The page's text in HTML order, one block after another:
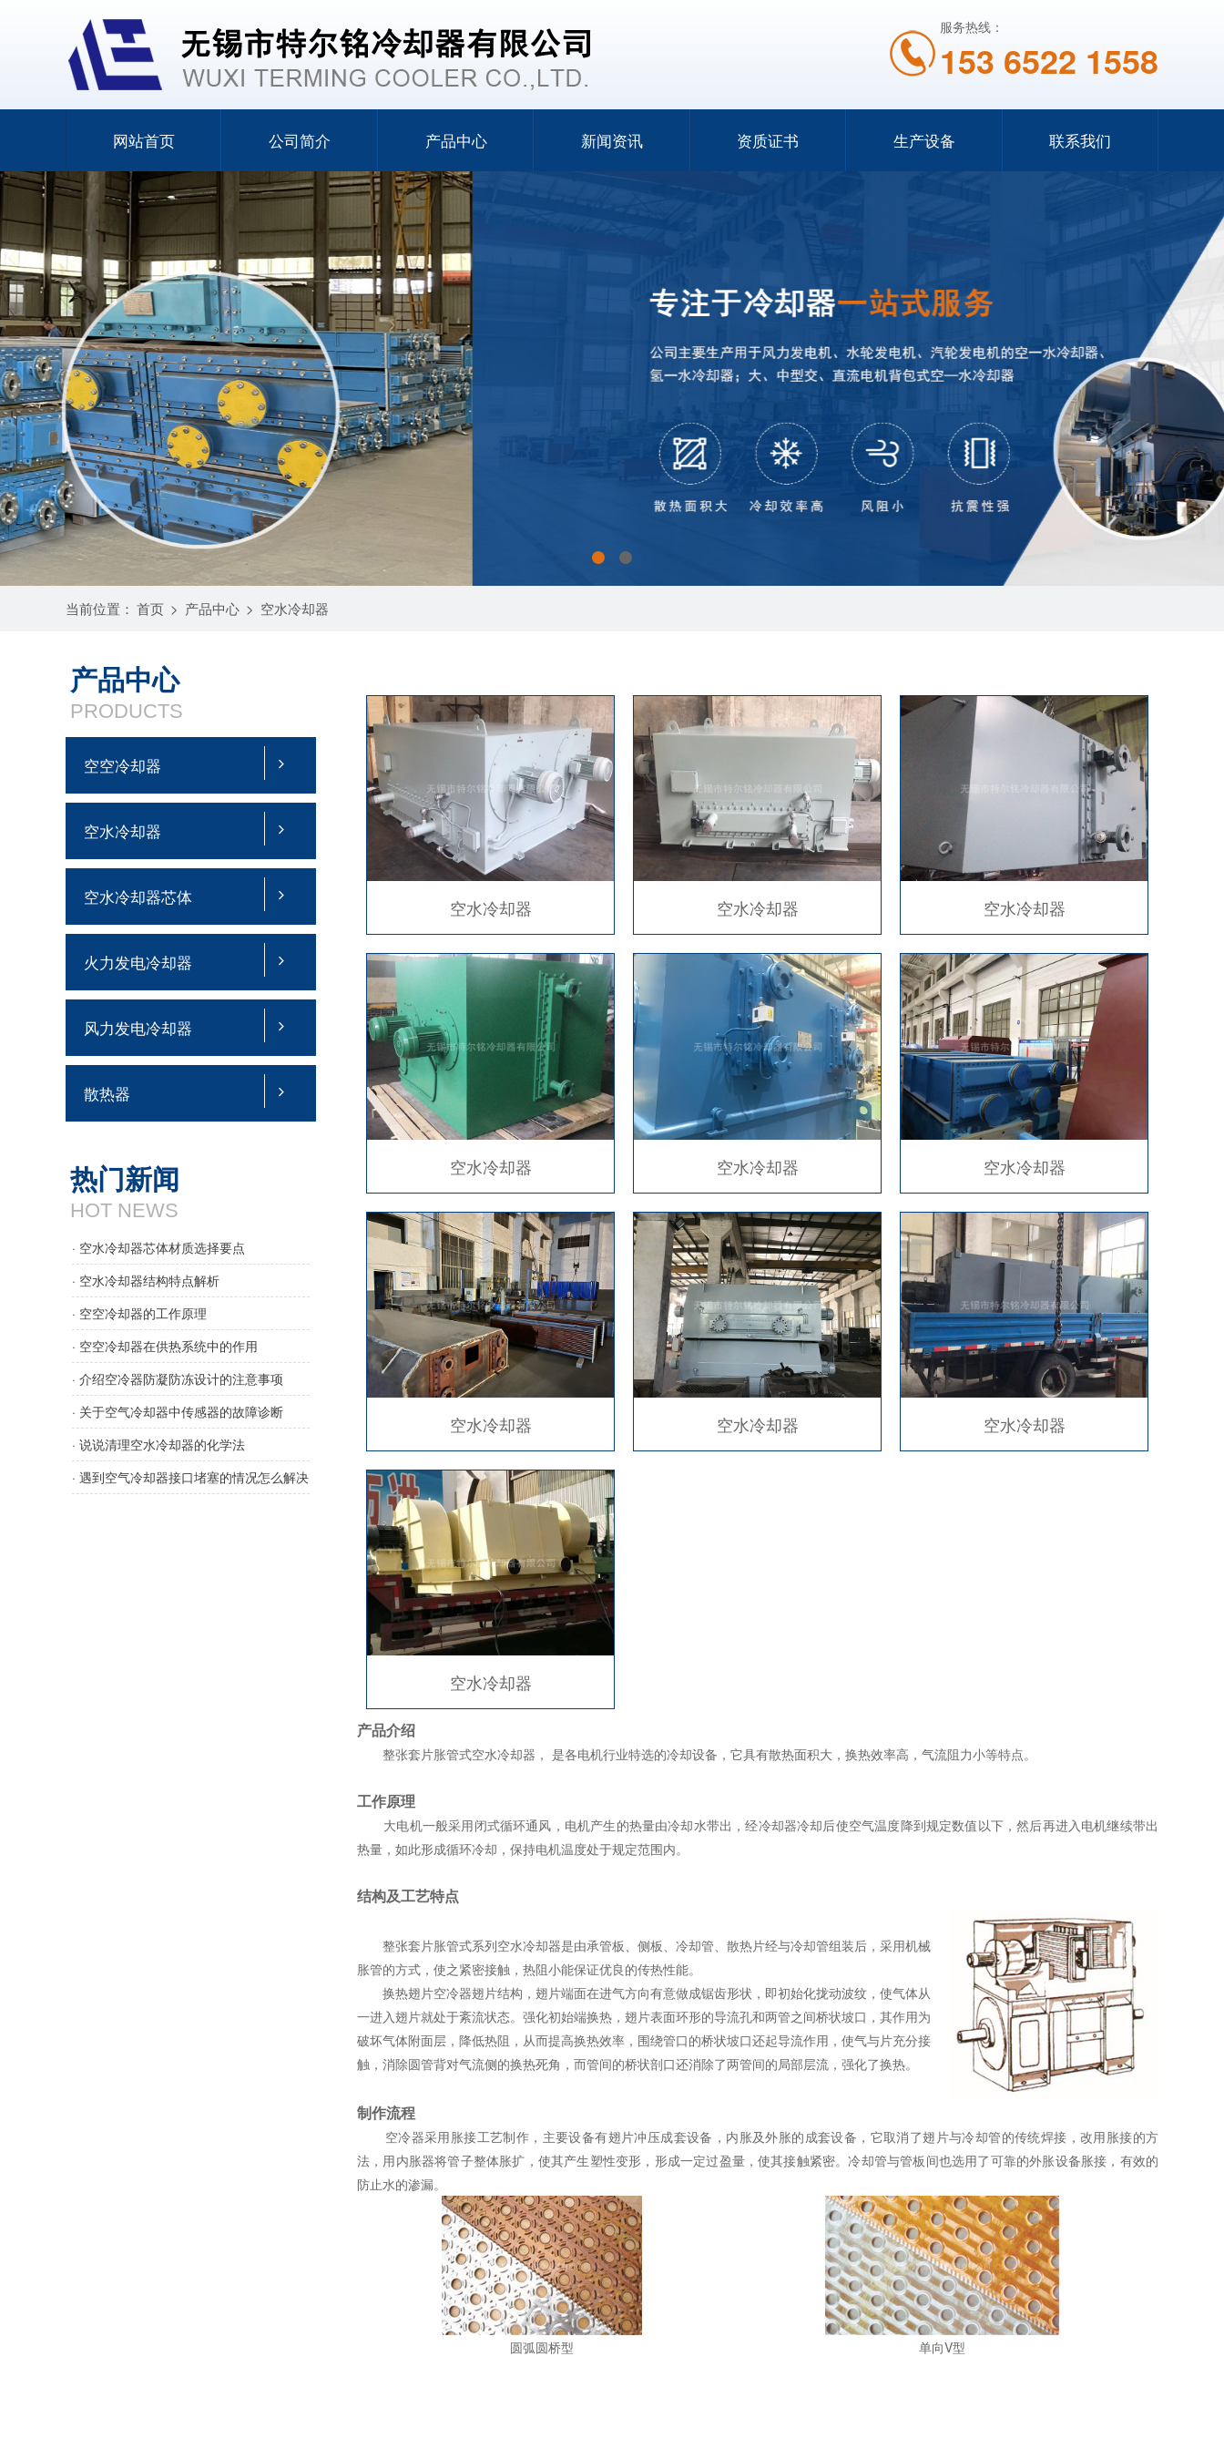
服务热线：
153 6522 1558
网站首页 公司简介 产品中心 新闻资讯 资质证书 生产设备 联系我们
当前位置： 首页 > 产品中心 > 空水冷却器
产品中心
PRODUCTS
空空冷却器
空水冷却器
空水冷却器芯体
火力发电冷却器
风力发电冷却器
散热器
热门新闻
HOT NEWS
· 空水冷却器芯体材质选择要点
· 空水冷却器结构特点解析
· 空空冷却器的工作原理
· 空空冷却器在供热系统中的作用
· 介绍空冷器防凝防冻设计的注意事项
· 关于空气冷却器中传感器的故障诊断
· 说说清理空水冷却器的化学法
· 遇到空气冷却器接口堵塞的情况怎么解决
空水冷却器 空水冷却器 空水冷却器
空水冷却器 空水冷却器 空水冷却器
空水冷却器 空水冷却器 空水冷却器
空水冷却器
产品介绍
整张套片胀管式空水冷却器， 是各电机行业特选的冷却设备，它具有散热面积大，换热效率高，气流阻力小等特点。
工作原理
大电机一般采用闭式循环通风，电机产生的热量由冷却水带出，经冷却器冷却后使空气温度降到规定数值以下，然后再进入电机继续带出
热量，如此形成循环冷却，保持电机温度处于规定范围内。
结构及工艺特点
整张套片胀管式系列空水冷却器是由承管板、侧板、冷却管、散热片经与冷却管组装后，采用机械
胀管的方式，使之紧密接触，热阻小能保证优良的传热性能。
换热翅片空冷器翅片结构，翅片端面在进气方向有意做成锯齿形状，即初始化拢动波纹，使气体从
一进入翅片就处于紊流状态。强化初始端换热，翅片表面环形的导流孔和两管之间桥状坡口，其作用为
破坏气体附面层，降低热阻，从而提高换热效率，围绕管口的桥状坡口还起导流作用，使气与片充分接
触，消除圆管背对气流侧的换热死角，而管间的桥状剖口还消除了两管间的局部层流，强化了换热。
制作流程
空冷器采用胀接工艺制作，主要设备有翅片冲压成套设备，内胀及外胀的成套设备，它取消了翅片与冷却管的传统焊接，改用胀接的方
法，用内胀器将管子整体胀扩，使其产生塑性变形，形成一定过盈量，使其接触紧密。冷却管与管板间也选用了可靠的外胀设备胀接，有效的
防止水的渗漏。
圆弧圆桥型 单向V型